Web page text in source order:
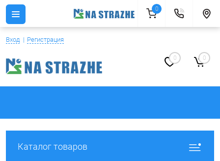
Вход Регистрация
0 0
Каталог товаров
0